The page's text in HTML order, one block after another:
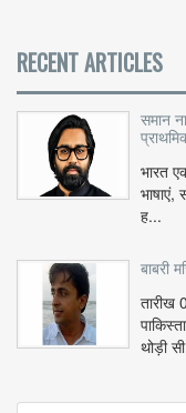
RECENT ARTICLES
समान
भारत
ह...
बाबरी
तारीख
थोड़ी